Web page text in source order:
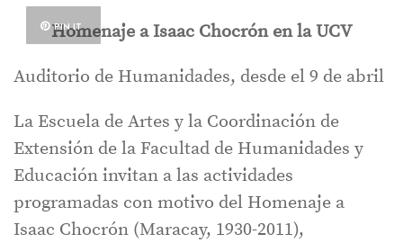
PIN IT
Homenaje a Isaac Chocrón en la UCV
Auditorio de Humanidades, desde el 9 de abril
La Escuela de Artes y la Coordinación de
Extensión de la Facultad de Humanidades y
Educación invitan a las actividades
programadas con motivo del Homenaje a
Isaac Chocrón (Maracay, 1930-2011),